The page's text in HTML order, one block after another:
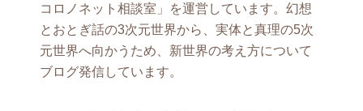
コロノネット相談室」を運営しています。幻想
とおとぎ話の3次元世界から、実体と真理の5次
元世界へ向かうため、新世界の考え方について
ブログ発信しています。